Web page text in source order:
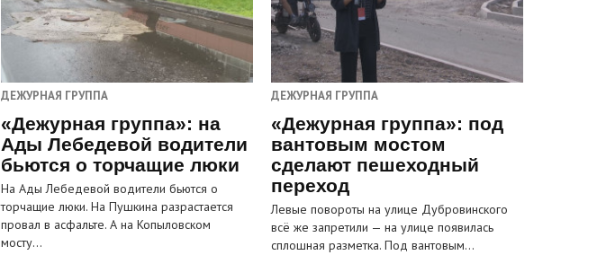
ДЕЖУРНАЯ ГРУППА
«Дежурная группа»: на
Ады Лебедевой водители
бьются о торчащие люки
На Ады Лебедевой водители бьются о
торчащие люки. На Пушкина разрастается
провал в асфальте. А на Копыловском
мосту…
ДЕЖУРНАЯ ГРУППА
«Дежурная группа»: под
вантовым мостом
сделают пешеходный
переход
Левые повороты на улице Дубровинского
всё же запретили — на улице появилась
сплошная разметка. Под вантовым…